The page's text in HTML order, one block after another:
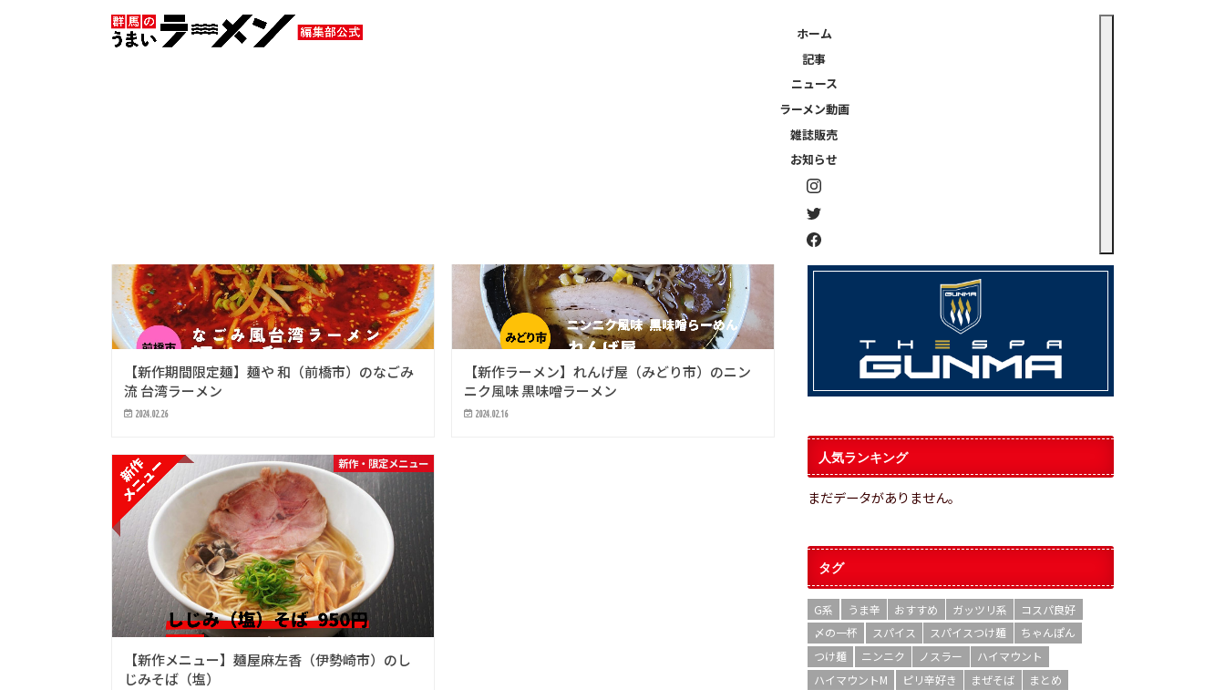
ホーム
記事
ニュース
ラーメン動画
雑誌販売
お知らせ
【新作期間限定麺】麺や 和（前橋市）のなごみ
流 台湾ラーメン
2024.02.26
【新作ラーメン】れんげ屋（みどり市）のニン
ニク風味 黒味噌ラーメン
2024.02.16
新作・限定メニュー
【新作メニュー】麺屋麻左香（伊勢崎市）のし
じみそば（塩）
人気ランキング
まだデータがありません。
タグ
G系 うま辛 おすすめ ガッツリ系
コスパ良好
〆の一杯
スパイス スパイスつけ麺
ちゃんぽん
つけ麺
ニンニク ノスラー
ハイマウント
ハイマウントM
ピリ辛好き まぜそば
まとめ